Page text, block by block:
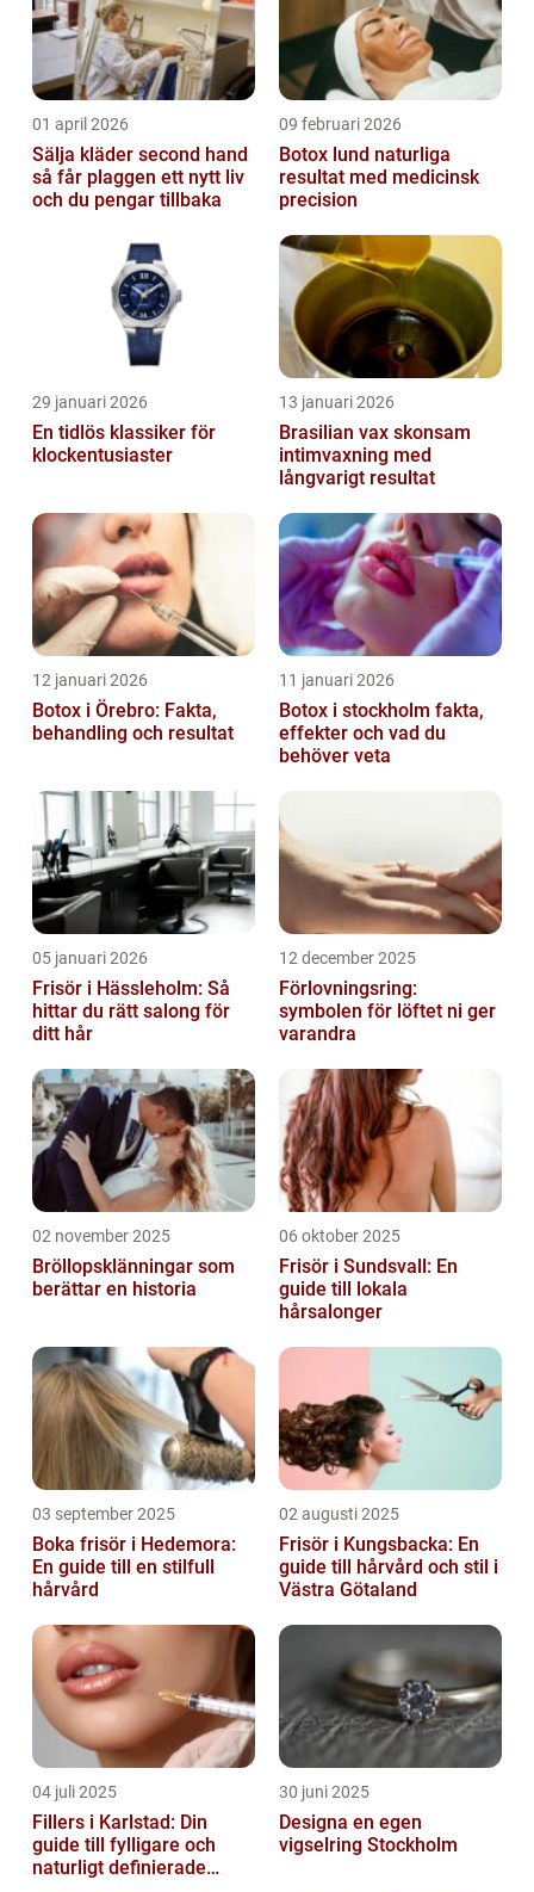
01 april 2026
Sälja kläder second hand
så får plaggen ett nytt liv
och du pengar tillbaka
09 februari 2026
Botox lund naturliga
resultat med medicinsk
precision
29 januari 2026
En tidlös klassiker för
klockentusiaster
13 januari 2026
Brasilian vax skonsam
intimvaxning med
långvarigt resultat
12 januari 2026
Botox i Örebro: Fakta,
behandling och resultat
11 januari 2026
Botox i stockholm fakta,
effekter och vad du
behöver veta
05 januari 2026
Frisör i Hässleholm: Så
hittar du rätt salong för
ditt hår
12 december 2025
Förlovningsring:
symbolen för löftet ni ger
varandra
02 november 2025
Bröllopsklänningar som
berättar en historia
06 oktober 2025
Frisör i Sundsvall: En
guide till lokala
hårsalonger
03 september 2025
Boka frisör i Hedemora:
En guide till en stilfull
hårvård
02 augusti 2025
Frisör i Kungsbacka: En
guide till hårvård och stil i
Västra Götaland
04 juli 2025
Fillers i Karlstad: Din
guide till fylligare och
naturligt definierade
30 juni 2025
Designa en egen
vigselring Stockholm